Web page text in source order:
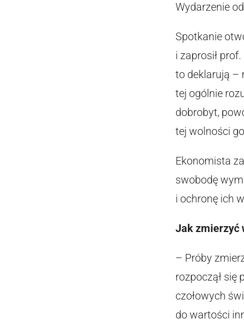
Wydarzenie
Spotkanie
i zaprosił
to deklarują –
tej ogólnie
dobrobyt,
tej wolności
Ekonomista
swobodę
i ochronę ich
Jak zmierzyć
– Próby
rozpoczął się
czołowych
do wartości